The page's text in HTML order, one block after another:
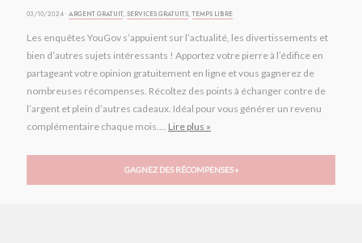
03/10/2024 ·ARGENT GRATUIT, SERVICES GRATUITS,TEMPS LIBRE
Les enquêtes YouGov s’appuient sur l’actualité, les divertissements et
bien d’autres sujets intéressants ! Apportez votre pierre à l’édifice en
partageant votre opinion gratuitement en ligne et vous gagnerez de
nombreuses récompenses. Récoltez des points à échanger contre de
l’argent et plein d’autres cadeaux. Idéal pour vous générer un revenu
complémentaire chaque mois.... Lire plus »
GAGNEZ DES RÉCOMPENSES »